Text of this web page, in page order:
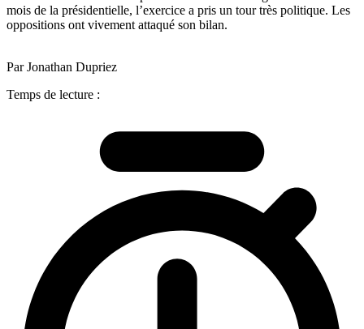
mois de la présidentielle, l’exercice a pris un tour très politique. Les
oppositions ont vivement attaqué son bilan.
Par Jonathan Dupriez
Temps de lecture :